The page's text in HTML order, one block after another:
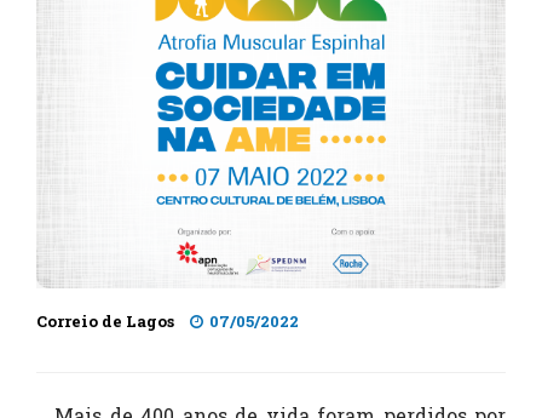
Correio de Lagos 07/05/2022